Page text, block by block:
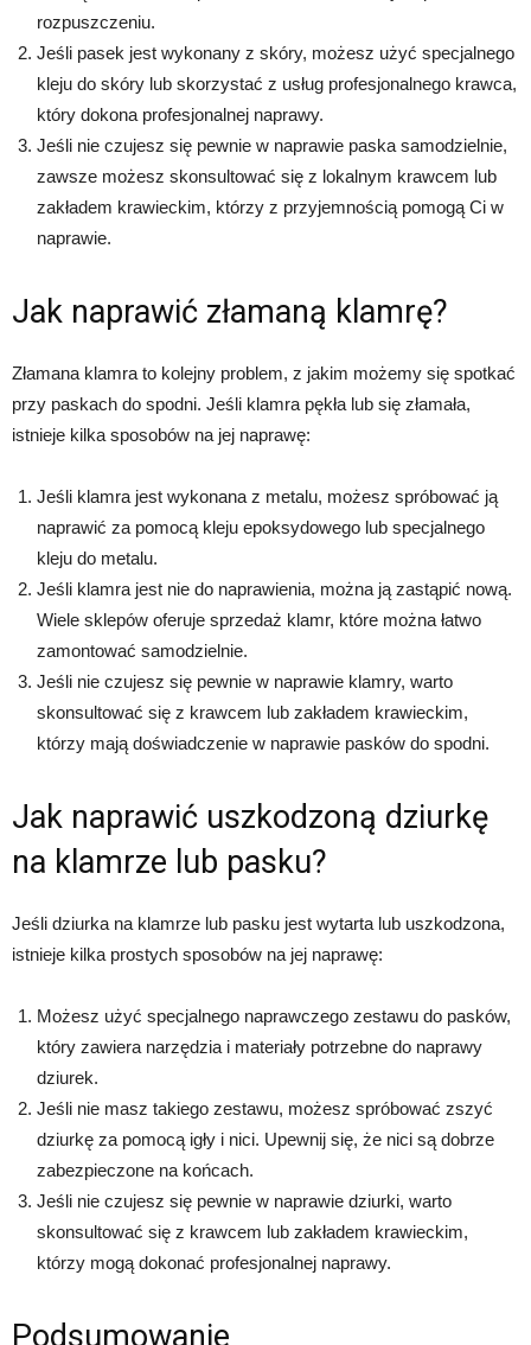
rozpuszczeniu.
Jeśli pasek jest wykonany z skóry, możesz użyć specjalnego
kleju do skóry lub skorzystać z usług profesjonalnego krawca,
który dokona profesjonalnej naprawy.
Jeśli nie czujesz się pewnie w naprawie paska samodzielnie,
zawsze możesz skonsultować się z lokalnym krawcem lub
zakładem krawieckim, którzy z przyjemnością pomogą Ci w
naprawie.
Jak naprawić złamaną klamrę?
Złamana klamra to kolejny problem, z jakim możemy się spotkać
przy paskach do spodni. Jeśli klamra pękła lub się złamała,
istnieje kilka sposobów na jej naprawę:
Jeśli klamra jest wykonana z metalu, możesz spróbować ją
naprawić za pomocą kleju epoksydowego lub specjalnego
kleju do metalu.
Jeśli klamra jest nie do naprawienia, można ją zastąpić nową.
Wiele sklepów oferuje sprzedaż klamr, które można łatwo
zamontować samodzielnie.
Jeśli nie czujesz się pewnie w naprawie klamry, warto
skonsultować się z krawcem lub zakładem krawieckim,
którzy mają doświadczenie w naprawie pasków do spodni.
Jak naprawić uszkodzoną dziurkę
na klamrze lub pasku?
Jeśli dziurka na klamrze lub pasku jest wytarta lub uszkodzona,
istnieje kilka prostych sposobów na jej naprawę:
Możesz użyć specjalnego naprawczego zestawu do pasków,
który zawiera narzędzia i materiały potrzebne do naprawy
dziurek.
Jeśli nie masz takiego zestawu, możesz spróbować zszyć
dziurkę za pomocą igły i nici. Upewnij się, że nici są dobrze
zabezpieczone na końcach.
Jeśli nie czujesz się pewnie w naprawie dziurki, warto
skonsultować się z krawcem lub zakładem krawieckim,
którzy mogą dokonać profesjonalnej naprawy.
Podsumowanie